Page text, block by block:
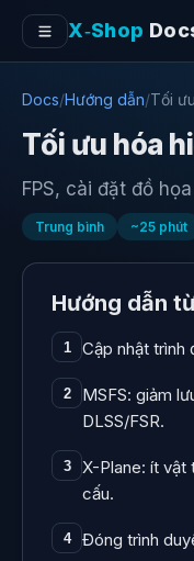
X‑Shop
Docs/Hướng dẫn/Tối
Tối ưu hóa
FPS, cài đặt đồ
Trung bình ~25 phút
Hướng dẫn
1 Cập nhật trình
2
MSFS: giảm
DLSS/FSR.
3
X-Plane: ít vật
cấu.
4 Đóng trình